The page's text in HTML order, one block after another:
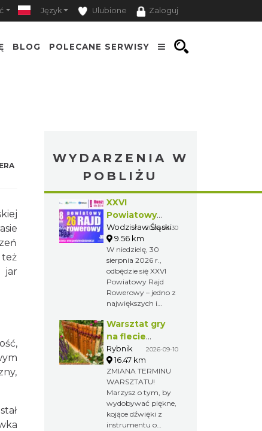
Język Ulubione Zaloguj
BLOG POLECANE SERWISY
też
jar
WYDARZENIA W
POBLIŻU
XXVI
Powiatowy
Rajd Rowerowy
Wodzisław Śląski
2026-08-30
9.56 km
W niedzielę, 30
sierpnia 2026 r.,
odbędzie się XXVI
Powiatowy Rajd
Rowerowy – jedno z
największych i
wybieranych
wydarzeń
rekreacyjnych w
regionie. Tegoroczna
edycja rozpocznie
się w Wodzisławiu
Śląskim, a zakończy
w Gminie Gorzyce,
gdzie na
uczestników czekać
Warsztat gry
na flecie
indiańskim –
pierwsze kroki
w świecie
melodii
Rybnik 2026-09-10
16.47 km
ZMIANA TERMINU
WARSZTATU!
Marzysz o tym, by
wydobywać piękne,
kojące dźwięki z
instrumentu o